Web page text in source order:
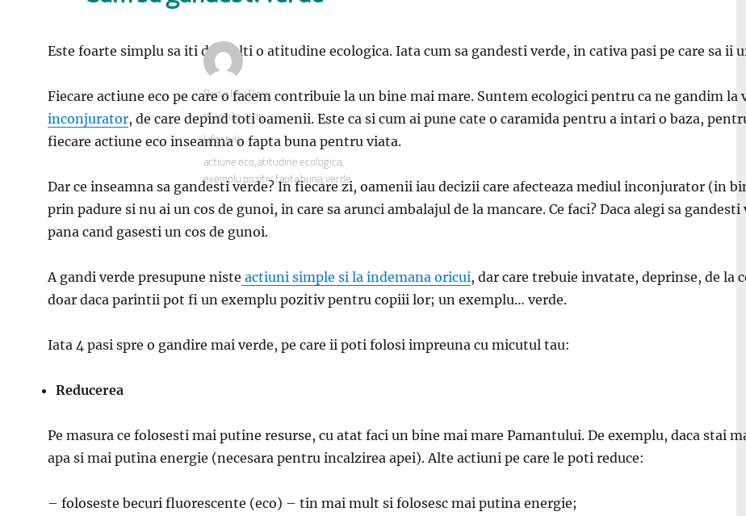
Este foarte simplu sa iti dezvolti o atitudine ecologica. Iata cum sa gandesti verde, in cativa pasi pe care sa ii
Fiecare actiune eco pe care o facem contribuie la un bine mai mare. Suntem ecologici pentru ca ne gandim
inconjurator, de care depind toti oamenii. Este ca si cum ai pune cate o caramida pentru a intari o baza,
fiecare actiune eco inseamna o fapta buna pentru viata.
Dar ce inseamna sa gandesti verde? In fiecare zi, oamenii iau decizii care afecteaza mediul inconjurator (in
prin padure si nu ai un cos de gunoi, in care sa arunci ambalajul de la mancare. Ce faci? Daca alegi sa
pana cand gasesti un cos de gunoi.
A gandi verde presupune niste actiuni simple si la indemana oricui, dar care trebuie invatate, deprinse, de la
doar daca parintii pot fi un exemplu pozitiv pentru copiii lor; un exemplu… verde.
Iata 4 pasi spre o gandire mai verde, pe care ii poti folosi impreuna cu micutul tau:
Reducerea
Pe masura ce folosesti mai putine resurse, cu atat faci un bine mai mare Pamantului. De exemplu, daca stai
apa si mai putina energie (necesara pentru incalzirea apei). Alte actiuni pe care le poti reduce:
– foloseste becuri fluorescente (eco) – tin mai mult si folosesc mai putina energie;
Autor
Radio Itsy Bitsy
Publicat
pe
16 aprilie 2015
Categorii
Lifestyle
Etichete
actiune eco,atitudine ecologica,
exemplu pozitiv,fapta buna,verde